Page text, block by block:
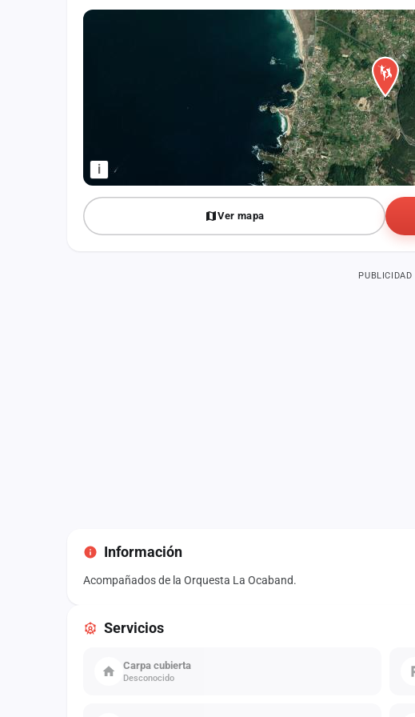
i
Ver mapa
PUBLICIDAD
Información
Acompañados de la Orquesta La Ocaband.
Servicios
Carpa cubierta
Desconocido
Iniciar sesión
Crear cuenta